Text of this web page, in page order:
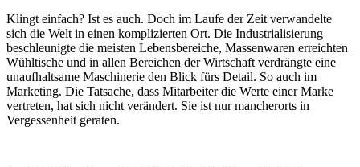
Klingt einfach? Ist es auch. Doch im Laufe der Zeit verwandelte
sich die Welt in einen komplizierten Ort. Die Industrialisierung
beschleunigte die meisten Lebensbereiche, Massenwaren erreichten
Wühltische und in allen Bereichen der Wirtschaft verdrängte eine
unaufhaltsame Maschinerie den Blick fürs Detail. So auch im
Marketing. Die Tatsache, dass Mitarbeiter die Werte einer Marke
vertreten, hat sich nicht verändert. Sie ist nur mancherorts in
Vergessenheit geraten.